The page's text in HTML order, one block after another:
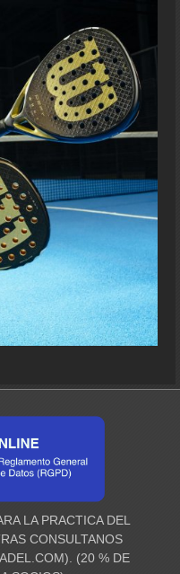
LA PRACTICA DEL
CONSULTANOS
). (20 % DE